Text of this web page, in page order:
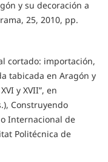
y su decoración a
25, 2010, pp.
cortado: importación,
tabicada en Aragón y
y XVII”, en
Construyendo
Internacional de
Politécnica de